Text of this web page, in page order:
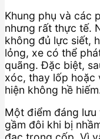
Khung phụ và các
nhưng rất thực tế.
không đủ lực siết,
lỏng, xe có thể
quãng. Đặc biệt,
xóc, thay lốp hoặc
hiện không hề
Một điểm đáng
gầm đôi khi bị